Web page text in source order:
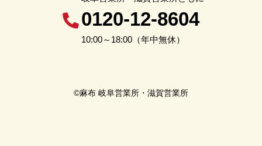
0120-12-8604
10:00～18:00（年中無休）
©麻布 岐阜営業所・滋賀営業所